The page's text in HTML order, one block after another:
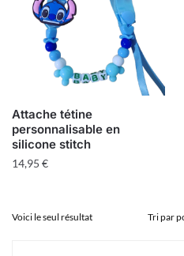
Attache tétine
personnalisable en
silicone stitch
14,95 €
Voici le seul résultat